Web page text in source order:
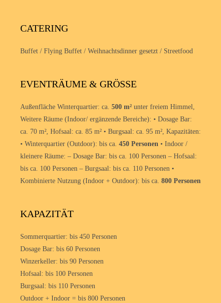
CATERING
Buffet / Flying Buffet / Weihnachtsdinner gesetzt / Streetfood
EVENTRÄUME & GRÖSSE
Außenfläche Winterquartier: ca. 500 m² unter freiem Himmel,
Weitere Räume (Indoor/ ergänzende Bereiche): • Dosage Bar:
ca. 70 m², Hofsaal: ca. 85 m² • Burgsaal: ca. 95 m², Kapazitäten:
• Winterquartier (Outdoor): bis ca. 450 Personen • Indoor /
kleinere Räume: – Dosage Bar: bis ca. 100 Personen – Hofsaal:
bis ca. 100 Personen – Burgsaal: bis ca. 110 Personen •
Kombinierte Nutzung (Indoor + Outdoor): bis ca. 800 Personen
KAPAZITÄT
Sommerquartier: bis 450 Personen
Dosage Bar: bis 60 Personen
Winzerkeller: bis 90 Personen
Hofsaal: bis 100 Personen
Burgsaal: bis 110 Personen
Outdoor + Indoor = bis 800 Personen